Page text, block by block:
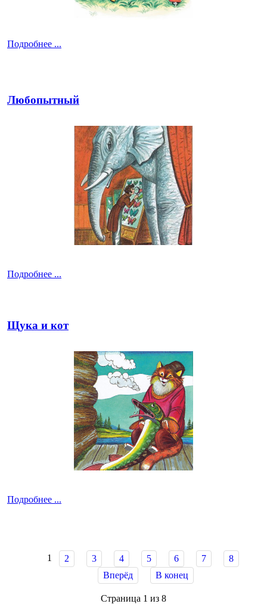
Подробнее ...
Любопытный
Подробнее ...
Щука и кот
Подробнее ...
1 2 3 4 5 6 7
8
Вперёд
В конец
Страница 1 из 8